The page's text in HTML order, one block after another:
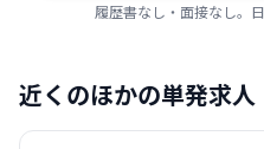
履歴書なし・面接なし。
近くのほかの単発求人